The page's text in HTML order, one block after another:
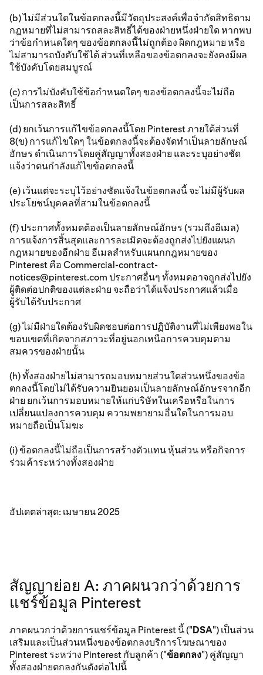
(b) ไม่มีส่วนใดในข้อตกลงนี้มีวัตถุประสงค์เพื่อจำกัดสิทธิตาม
กฎหมายที่ไม่สามารถสละสิทธิ์ได้ของฝ่ายหนึ่งฝ่ายใด หากพบ
ว่าข้อกำหนดใดๆ ของข้อตกลงนี้ไม่ถูกต้อง ผิดกฎหมาย หรือ
ไม่สามารถบังคับใช้ได้ ส่วนที่เหลือของข้อตกลงจะยังคงมีผล
ใช้บังคับโดยสมบูรณ์
(c) การไม่บังคับใช้ข้อกำหนดใดๆ ของข้อตกลงนี้จะไม่ถือ
เป็นการสละสิทธิ์
(d) ยกเว้นการแก้ไขข้อตกลงนี้โดย Pinterest ภายใต้ส่วนที่
8(ข) การแก้ไขใดๆ ในข้อตกลงนี้จะต้องจัดทำเป็นลายลักษณ์
อักษร ดำเนินการโดยคู่สัญญาทั้งสองฝ่าย และระบุอย่างชัด
แจ้งว่าตนกำลังแก้ไขข้อตกลงนี้
(e) เว้นแต่จะระบุไว้อย่างชัดแจ้งในข้อตกลงนี้ จะไม่มีผู้รับผล
ประโยชน์บุคคลที่สามในข้อตกลงนี้
(f) ประกาศทั้งหมดต้องเป็นลายลักษณ์อักษร (รวมถึงอีเมล)
การแจ้งการสิ้นสุดและการละเมิดจะต้องถูกส่งไปยังแผนก
กฎหมายของอีกฝ่าย อีเมลสำหรับแผนกกฎหมายของ
Pinterest คือ Commercial-contract-
notices@pinterest.com ประกาศอื่นๆ ทั้งหมดอาจถูกส่งไปยัง
ผู้ติดต่อปกติของแต่ละฝ่าย จะถือว่าได้แจ้งประกาศแล้วเมื่อ
ผู้รับได้รับประกาศ
(g) ไม่มีฝ่ายใดต้องรับผิดชอบต่อการปฏิบัติงานที่ไม่เพียงพอใน
ขอบเขตที่เกิดจากสภาวะที่อยู่นอกเหนือการควบคุมตาม
สมควรของฝ่ายนั้น
(h) ทั้งสองฝ่ายไม่สามารถมอบหมายส่วนใดส่วนหนึ่งของข้อ
ตกลงนี้โดยไม่ได้รับความยินยอมเป็นลายลักษณ์อักษรจากอีก
ฝ่าย ยกเว้นการมอบหมายให้แก่บริษัทในเครือหรือในการ
เปลี่ยนแปลงการควบคุม ความพยายามอื่นใดในการมอบ
หมายถือเป็นโมฆะ
(i) ข้อตกลงนี้ไม่ถือเป็นการสร้างตัวแทน หุ้นส่วน หรือกิจการ
ร่วมค้าระหว่างทั้งสองฝ่าย
อัปเดตล่าสุด: เมษายน 2025
สัญญาย่อย A: ภาคผนวกว่าด้วยการ
แชร์ข้อมูล Pinterest
ภาคผนวกว่าด้วยการแชร์ข้อมูล Pinterest นี้ ("DSA") เป็นส่วน
เสริมและเป็นส่วนหนึ่งของข้อตกลงบริการโฆษณาของ
Pinterest ระหว่าง Pinterest กับลูกค้า ("ข้อตกลง") คู่สัญญา
ทั้งสองฝ่ายตกลงกันดังต่อไปนี้